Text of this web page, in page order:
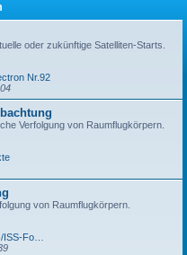
oder zukünftige Satelliten-Starts.
Nr.92
Verfolgung von Raumflugkörpern.
von Raumflugkörpern.
ISS-Fo…